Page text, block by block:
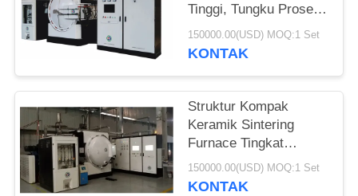
Tinggi, Tungku Proses
Sintering Keramik
150000.00(USD) MOQ:1 Set
KONTAK
Struktur Kompak
Keramik Sintering
Furnace Tingkat
Otomatisasi Tinggi
Dengan Remote
150000.00(USD) MOQ:1 Set
KONTAK